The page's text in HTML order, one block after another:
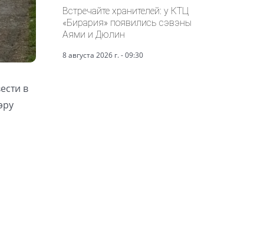
в
Встречайте хранителей: у КТЦ
«Бирария» появились сэвэны
Аями и Дюлин
8 августа 2026 г. - 09:30